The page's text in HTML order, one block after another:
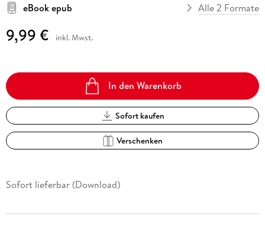
eBook epub
Alle 2 Formate
9,99 € inkl. Mwst.
In den Warenkorb
Sofort kaufen
Verschenken
Sofort lieferbar (Download)